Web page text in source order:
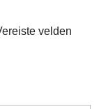
velden